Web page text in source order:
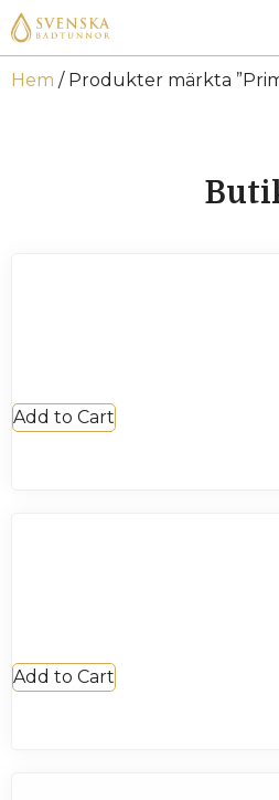
Hem / Produkter märkta
Add to Cart
Add to Cart